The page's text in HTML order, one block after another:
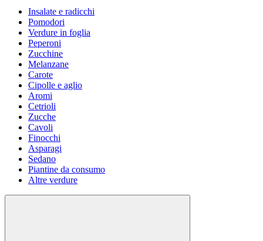
Insalate e radicchi
Pomodori
Verdure in foglia
Peperoni
Zucchine
Melanzane
Carote
Cipolle e aglio
Aromi
Cetrioli
Zucche
Cavoli
Finocchi
Asparagi
Sedano
Piantine da consumo
Altre verdure